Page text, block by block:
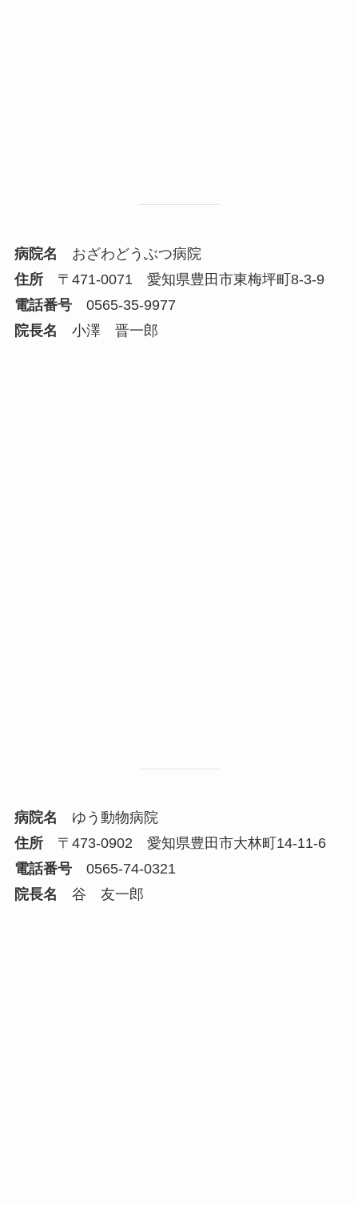
病院名 おざわどうぶつ病院
住所〒471-0071 愛知県豊田市東梅坪町8-3-9
電話番号0565-35-9977
院長名 小澤 晋一郎
病院名 ゆう動物病院
住所〒473-0902 愛知県豊田市大林町14-11-6
電話番号0565-74-0321
院長名 谷 友一郎